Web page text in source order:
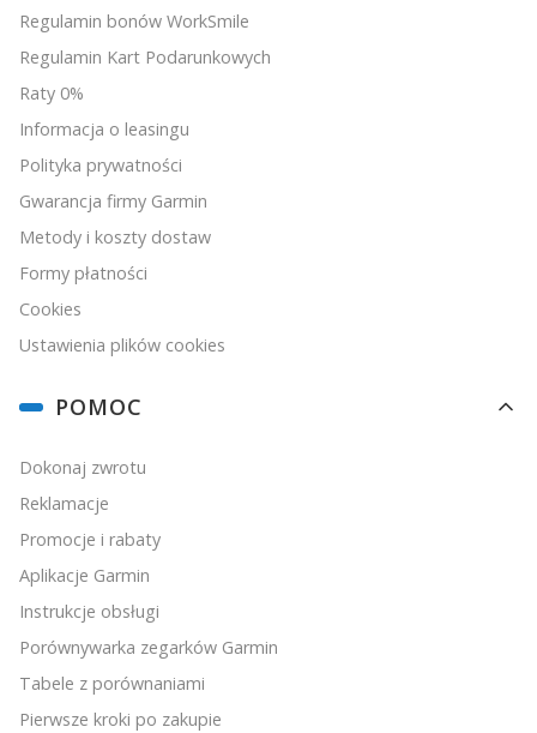
Regulamin bonów WorkSmile
Regulamin Kart Podarunkowych
Raty 0%
Informacja o leasingu
Polityka prywatności
Gwarancja firmy Garmin
Metody i koszty dostaw
Formy płatności
Cookies
Ustawienia plików cookies
POMOC
Dokonaj zwrotu
Reklamacje
Promocje i rabaty
Aplikacje Garmin
Instrukcje obsługi
Porównywarka zegarków Garmin
Tabele z porównaniami
Pierwsze kroki po zakupie